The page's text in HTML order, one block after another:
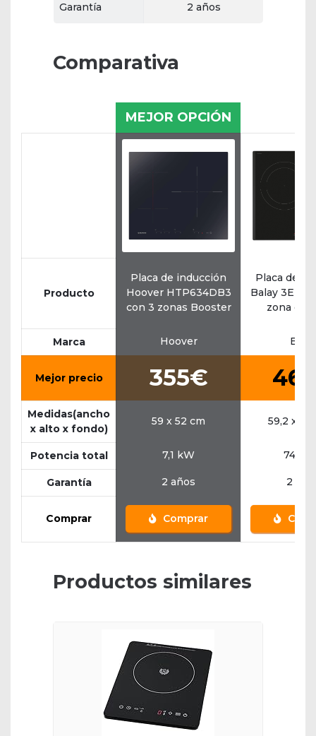
Garantía 2 años
Comparativa
MEJOR OPCIÓN
Producto
Placa de inducción
Hoover HTP634DB3
con 3 zonas Booster
Placa de
Balay
zona de
Marca Hoover
Mejor precio 355€
Medidas(ancho
x alto x fondo)
59 x 52 cm 59,2 x
Potencia total 7,1 kW 7400
Garantía 2 años 2
Comprar Comprar
Productos similares